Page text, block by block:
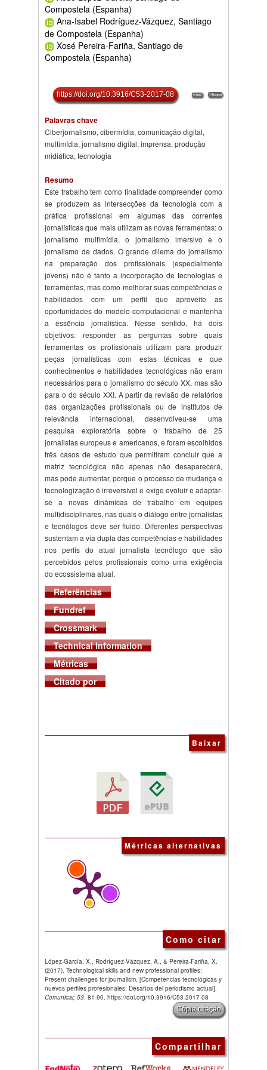
Compostela (Espanha)
Ana-Isabel Rodríguez-Vázquez, Santiago
de Compostela (Espanha)
Xosé Pereira-Fariña, Santiago de
Compostela (Espanha)
https://doi.org/10.3916/C53-2017-08
Palavras chave
Ciberjornalismo, cibermídia, comunicação digital,
multimídia, jornalismo digital, imprensa, produção
midiática, tecnologia
Resumo
Este trabalho tem como finalidade compreender como
se produzem as intersecções da tecnologia com a
prática profissional em algumas das correntes
jornalísticas que mais utilizam as novas ferramentas: o
jornalismo multimídia, o jornalismo imersivo e o
jornalismo de dados. O grande dilema do jornalismo
na preparação dos profissionais (especialmente
jovens) não é tanto a incorporação de tecnologias e
ferramentas, mas como melhorar suas competências e
habilidades com um perfil que aproveite as
oportunidades do modelo computacional e mantenha
a essência jornalística. Nesse sentido, há dois
objetivos: responder as perguntas sobre quais
ferramentas os profissionais utilizam para produzir
peças jornalísticas com estas técnicas e que
conhecimentos e habilidades tecnológicas não eram
necessários para o jornalismo do século XX, mas são
para o do século XXI. A partir da revisão de relatórios
das organizações profissionais ou de institutos de
relevância internacional, desenvolveu-se uma
pesquisa exploratória sobre o trabalho de 25
jornalistas europeus e americanos, e foram escolhidos
três casos de estudo que permitiram concluir que a
matriz tecnológica não apenas não desaparecerá,
mas pode aumentar, porque o processo de mudança e
tecnologização é irreversível e exige evoluir e adaptar-
se a novas dinâmicas de trabalho em equipes
multidisciplinares, nas quais o diálogo entre jornalistas
e tecnólogos deve ser fluido. Diferentes perspectivas
sustentam a via dupla das competências e habilidades
nos perfis do atual jornalista tecnólogo que são
percebidos pelos profissionais como uma exigência
do ecossistema atual.
Referências
Fundref
Crossmark
Technical information
Métricas
Citado por
Baixar
Métricas alternativas
Como citar
López-García, X., Rodríguez-Vázquez, A., & Pereira-Fariña, X.
(2017). Technological skills and new professional profiles:
Present challenges for journalism. [Competencias tecnológicas y
nuevos perfiles profesionales: Desafíos del periodismo actual].
Comunicar, 53, 81-90. https://doi.org/10.3916/C53-2017-08
Cópia citação
Compartilhar